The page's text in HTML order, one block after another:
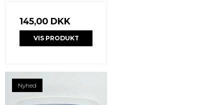
145,00 DKK
VIS PRODUKT
Nyhed